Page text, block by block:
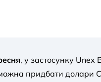
, у застосунку Unex
придбати долари